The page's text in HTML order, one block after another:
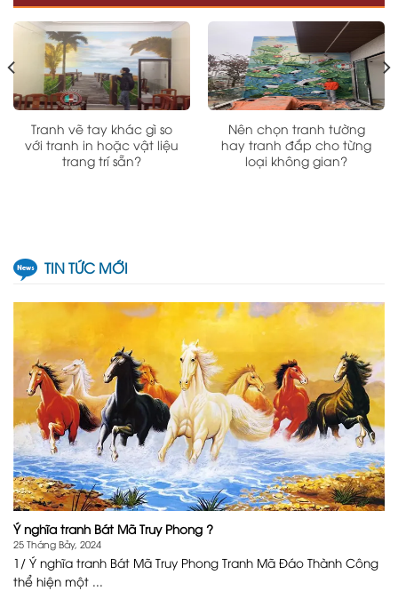
Tranh vẽ tay khác gì so
với tranh in hoặc vật liệu
trang trí sẵn?
Nên chọn tranh tường
hay tranh đắp cho từng
loại không gian?
TIN TỨC MỚI
Ý nghĩa tranh Bát Mã Truy Phong ?
25 Tháng Bảy, 2024
1/ Ý nghĩa tranh Bát Mã Truy Phong Tranh Mã Đáo Thành Công
thể hiện một ...